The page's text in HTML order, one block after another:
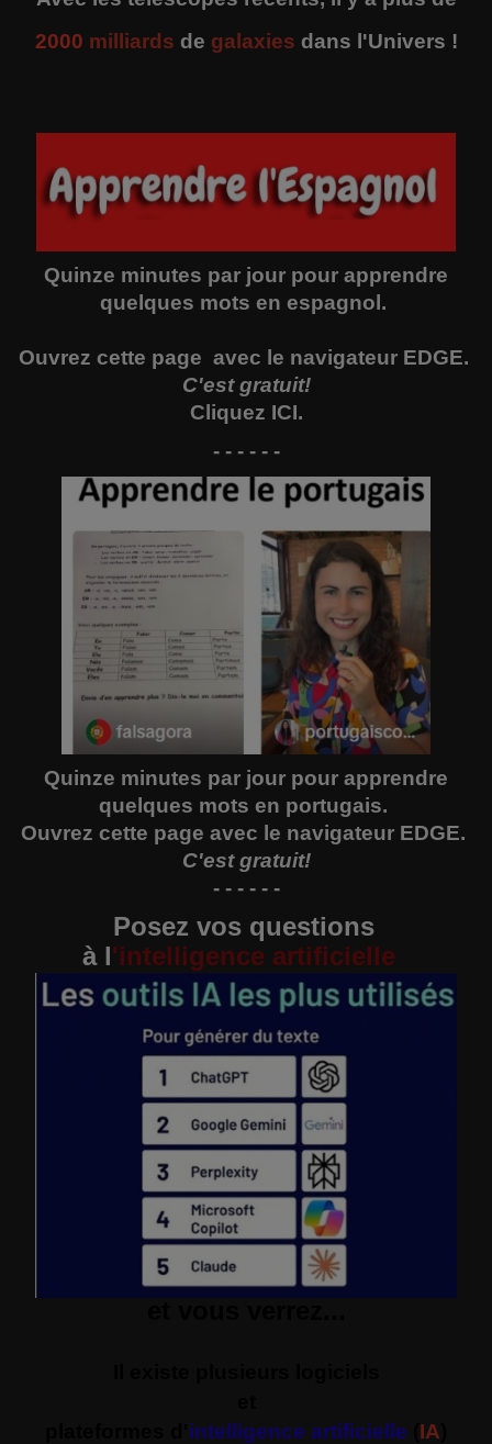
2000 milliards de galaxies dans l'Univers !
Quinze minutes par jour pour apprendre
quelques mots en espagnol.
Ouvrez cette page avec le navigateur EDGE.
C'est gratuit!
Cliquez ICI.
- - - - - -
Quinze minutes par jour pour apprendre
quelques mots en portugais.
Ouvrez cette page avec le navigateur EDGE.
C'est gratuit!
- - - - - -
Posez vos questions
àl'intelligence artificielle
intelligence artificielle IA